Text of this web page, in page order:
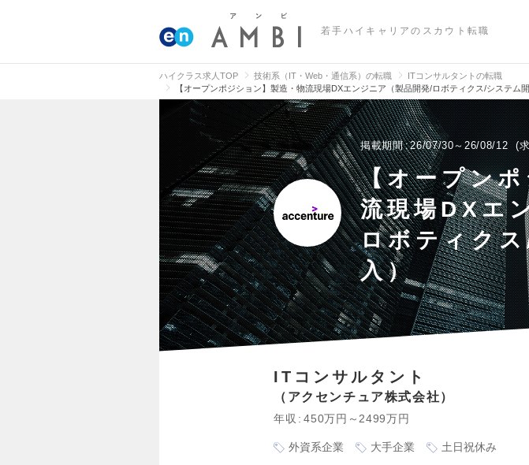
若手ハイキャリアのスカウト転職
ハイクラス求人TOP 技術系（IT・Web・通信系）の転職
ITコンサルタントの転職
【オープンポジション】製造・物流現場DXエンジニア（製品開発/ロボティクス/システム
掲載期間 26/07/30～26/08/12
【オープン
流現場DXエ
ロボティク
入）
ITコンサルタント
アクセンチュア株式会社
年収 450万円～2499万円
外資系企業 大手企業 土日祝休み